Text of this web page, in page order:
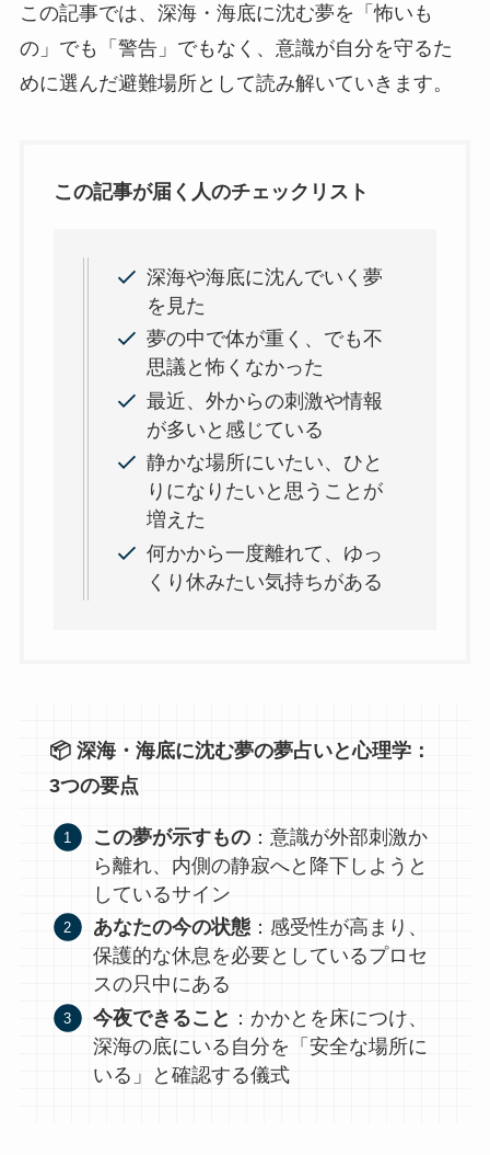
この記事では、深海・海底に沈む夢を「怖いも
の」でも「警告」でもなく、意識が自分を守るた
めに選んだ避難場所として読み解いていきます。
この記事が届く人のチェックリスト
深海や海底に沈んでいく夢
を見た
夢の中で体が重く、でも不
思議と怖くなかった
最近、外からの刺激や情報
が多いと感じている
静かな場所にいたい、ひと
りになりたいと思うことが
増えた
何かから一度離れて、ゆっ
くり休みたい気持ちがある
📦 深海・海底に沈む夢の夢占いと心理学：
3つの要点
この夢が示すもの ：意識が外部刺激か
ら離れ、内側の静寂へと降下しようと
しているサイン
あなたの今の状態 ：感受性が高まり、
保護的な休息を必要としているプロセ
スの只中にある
今夜できること ：かかとを床につけ、
深海の底にいる自分を「安全な場所に
いる」と確認する儀式